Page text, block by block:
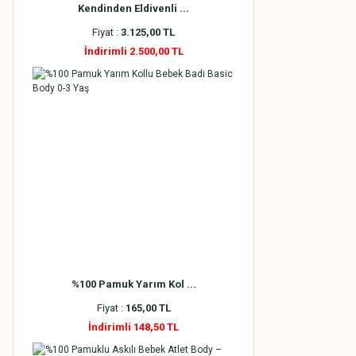
Kendinden Eldivenli ...
Fiyat : 3.125,00 TL
İndirimli 2.500,00 TL
%100 Pamuk Yarım Kol ...
Fiyat : 165,00 TL
İndirimli 148,50 TL